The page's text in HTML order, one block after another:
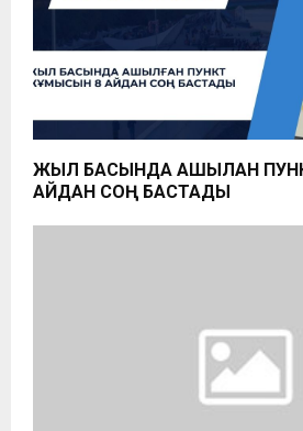
ЖЫЛ БАСЫНДА АШЫЛҒАН
АЙДАН СОҢ БАСТАДЫ